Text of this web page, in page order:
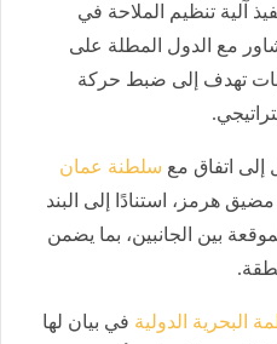
آلية تنظيم الملاحة في
مع الدول المطلة على
تهدف إلى ضبط حركة
إلى اتفاق مع سلطنة عمان
هرمز، استنادًا إلى البند
بين الجانبين، بما يضمن
البحرية الدولية في بيان لها